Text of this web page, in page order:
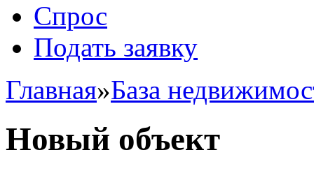
Спрос
Подать заявку
Главная»База
Новый объект